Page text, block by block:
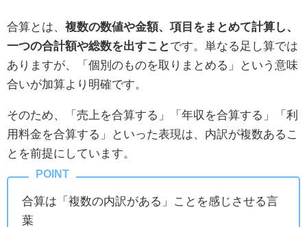
合算とは、 複数の数値や金額、項目をまとめて計算し、
一つの合計額や総数を出すこと です。単なる足し算では
ありますが、「個別のものを取りまとめる」という意味
合いが加算より明確です。
そのため、「売上を合算する」「年収を合算する」「利
用料金を合算する」といった表現は、内訳が複数あるこ
とを前提にしています。
合算は「複数の内訳がある」ことを感じさせる言
葉